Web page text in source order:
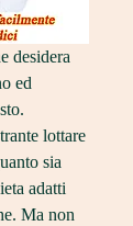
desidera
ed
lottare
sia
adatti
Ma non